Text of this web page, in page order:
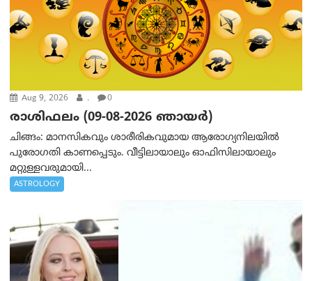
Aug 9, 2026 . 0
രാശിഫലം (09-08-2026 ഞായര്‍)
ചിങ്ങം: മാനസികവും ശാരീരികവുമായ ആരോഗ്യനിലയിൽ
പുരോഗതി കാണപ്പെടും. വീട്ടിലായാലും ഓഫിസിലായാലും
മറ്റുള്ളവരുമായി...
ASTROLOGY